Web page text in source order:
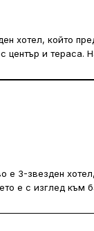
на 47 км.
хотел, който
център и
маса.
център с
български и
намира на 48 km
е 3-звезден
е с изглед към